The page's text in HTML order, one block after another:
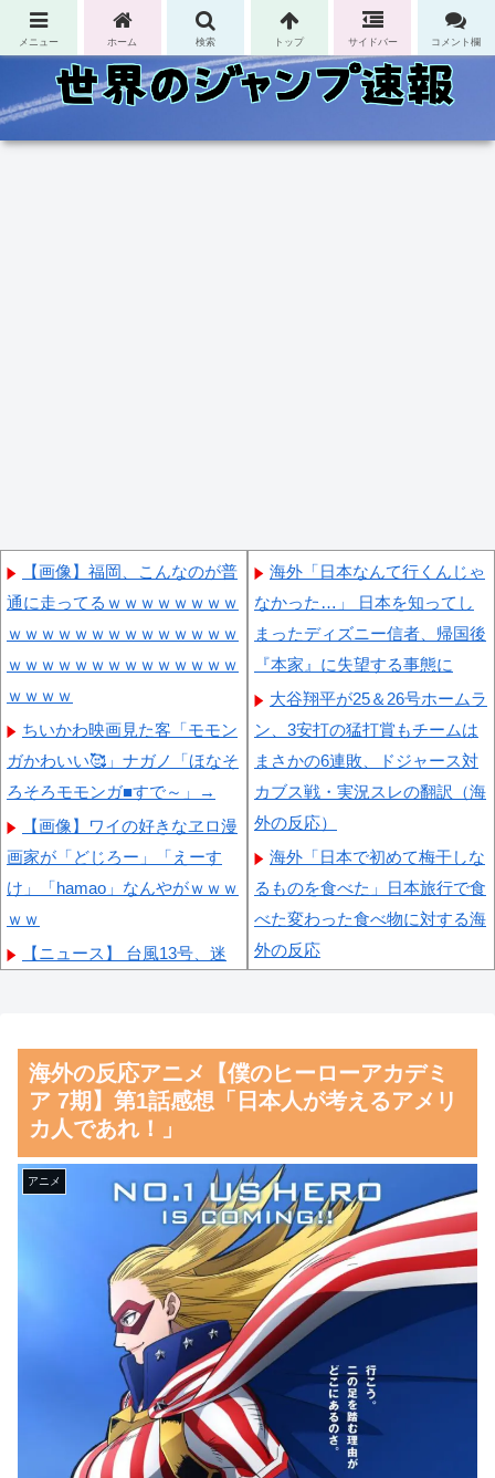
コンテンツへスキップ
【画像】福岡、こんなのが普
通に走ってるｗｗｗｗｗｗｗｗ
ｗｗｗｗｗｗｗｗｗｗｗｗｗｗ
ｗｗｗｗｗｗｗｗｗｗｗｗｗｗ
ｗｗｗｗ
ちいかわ映画見た客「モモン
ガかわいい🥰」ナガノ「ほなそ
ろそろモモンガ■すで～」→
【画像】ワイの好きなヱロ漫
画家が「どじろー」「えーす
け」「hamao」なんやがｗｗｗ
ｗｗ
【ニュース】 台風13号、迷
けよう!」とか言い出した吹奏
楽部の顧問、だが泊まる場所や
ご飯は現地のお寺とかホテルと
か……
【朗報】齋藤飛鳥、前屈みで
完全に見えてる動画が拡散され
磁気嵐、地球由来のイオンが
主導…JAXAの衛星「あらせ」
舌を絡ませて、唾液交換して
── ちゅっちゅしながらの濃厚
海外「日本よ、お前がナンバ
海外「日本なんて行くんじゃ
なかった…」 日本を知ってし
まったディズニー信者、帰国後
『本家』に失望する事態に
大谷翔平が25＆26号ホームラ
ン、3安打の猛打賞もチームは
まさかの6連敗、ドジャース対
カブス戦・実況スレの翻訳（海
外の反応）
海外「日本で初めて梅干しな
るものを食べた」日本旅行で食
べた変わった食べ物に対する海
外の反応
カレーターの立つ位置」
海外「ディズニーがゴミのよ
うだ！」日本がアニメ化した米
中
【激震】韓国人「韓国サッカ
ー協会、W杯・五輪で複数回の
性接待を行い審判を買収してい
たことが発覚…（ﾌﾞﾙﾌﾞﾙ」＝
韓国の反応
韓国人「日本ではテーブルに
肘をついてはいけない？日本の
食事マナーが想像以上に厳格す
ぎて韓国人が衝撃！」→「これ
海外の反応アニメ【僕のヒーローアカデミ
ア 7期】第1話感想「日本人が考えるアメリ
カ人であれ！」
アニメ
メニュー ホーム 検索 トップ サイドバー コメント欄